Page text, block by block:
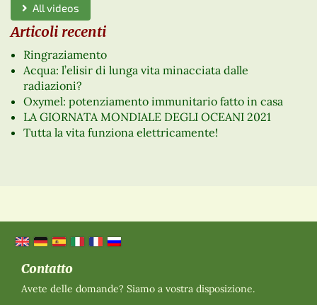
All videos
Articoli recenti
Ringraziamento
Acqua: l’elisir di lunga vita minacciata dalle
radiazioni?
Oxymel: potenziamento immunitario fatto in casa
LA GIORNATA MONDIALE DEGLI OCEANI 2021
Tutta la vita funziona elettricamente!
Contatto
Avete delle domande? Siamo a vostra disposizione.